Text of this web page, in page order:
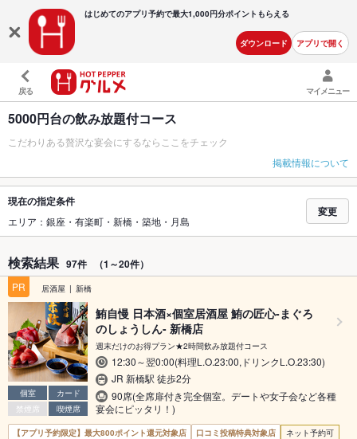
はじめてのアプリ予約で最大1,000円分ポイントもらえる
ダウンロード アプリで開く
戻る マイメニュー
5000円台の飲み放題付コース
こだわりある贅沢な宴会にするならここをチェック
掲載情報について
現在の指定条件
エリア：銀座・有楽町・新橋・築地・月島
変更
検索結果 97件 （1～20件）
PR 居酒屋 新橋
個室
カード
禁煙席
喫煙席
鮪自慢 日本酒×個室居酒屋 鮪の匠心-まぐろ
のしょうしん- 新橋店
週末だけのお得プラン★2時間飲み放題付コース
12:30～翌0:00(料理L.O.23:00,ドリンクL.O.23:30)
JR 新橋駅 徒歩2分
90席(全席扉付き完全個室。デートや女子会など各種
宴会にピッタリ！)
【アプリ予約限定】最大800ポイント還元対象店 口コミ投稿特典対象店
ネット予約可